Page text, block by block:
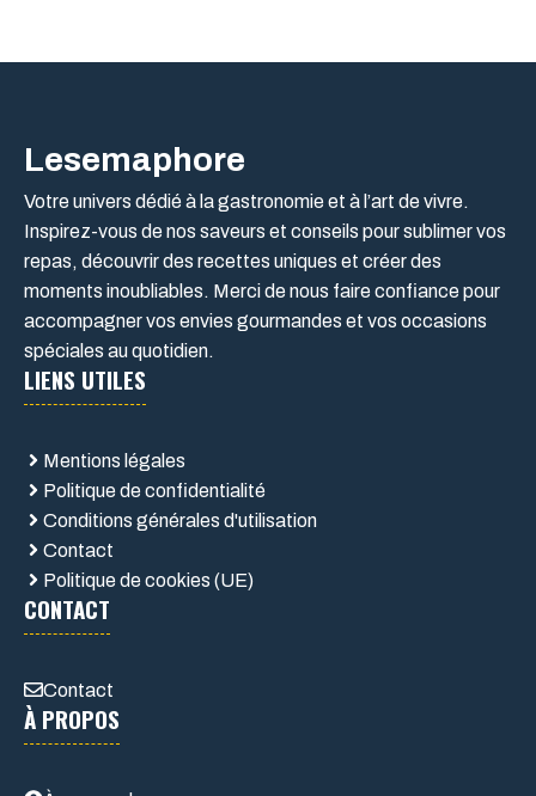
Lesemaphore
Votre univers dédié à la gastronomie et à l’art de vivre.
Inspirez-vous de nos saveurs et conseils pour sublimer vos
repas, découvrir des recettes uniques et créer des
moments inoubliables. Merci de nous faire confiance pour
accompagner vos envies gourmandes et vos occasions
spéciales au quotidien.
LIENS UTILES
Mentions légales
Politique de confidentialité
Conditions générales d'utilisation
Contact
Politique de cookies (UE)
CONTACT
Contact
À PROPOS